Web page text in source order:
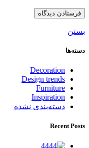
بستن
دسته‌ها
Decoration
Design trends
Furniture
Inspiration
دسته‌بندی نشده
Recent Posts